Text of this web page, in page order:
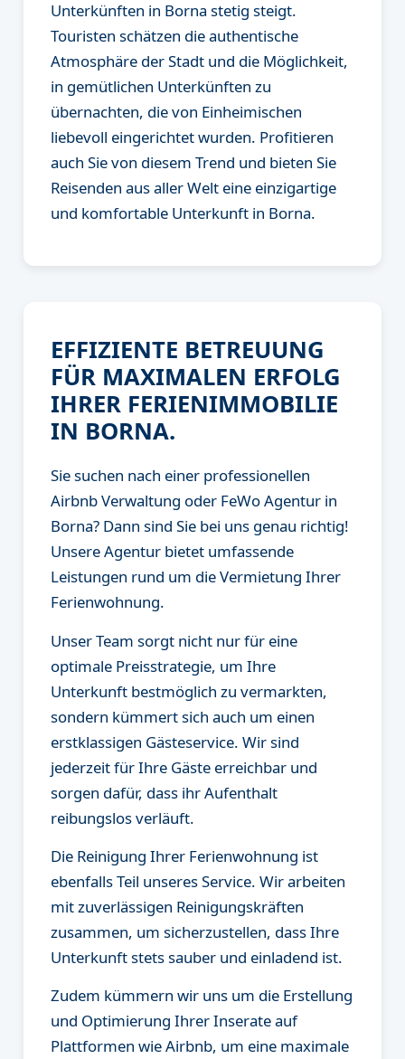
Unterkünften in Borna stetig steigt.
Touristen schätzen die authentische
Atmosphäre der Stadt und die Möglichkeit,
in gemütlichen Unterkünften zu
übernachten, die von Einheimischen
liebevoll eingerichtet wurden. Profitieren
auch Sie von diesem Trend und bieten Sie
Reisenden aus aller Welt eine einzigartige
und komfortable Unterkunft in Borna.
EFFIZIENTE BETREUUNG
FÜR MAXIMALEN ERFOLG
IHRER FERIENIMMOBILIE
IN BORNA.
Sie suchen nach einer professionellen
Airbnb Verwaltung oder FeWo Agentur in
Borna? Dann sind Sie bei uns genau richtig!
Unsere Agentur bietet umfassende
Leistungen rund um die Vermietung Ihrer
Ferienwohnung.
Unser Team sorgt nicht nur für eine
optimale Preisstrategie, um Ihre
Unterkunft bestmöglich zu vermarkten,
sondern kümmert sich auch um einen
erstklassigen Gästeservice. Wir sind
jederzeit für Ihre Gäste erreichbar und
sorgen dafür, dass ihr Aufenthalt
reibungslos verläuft.
Die Reinigung Ihrer Ferienwohnung ist
ebenfalls Teil unseres Service. Wir arbeiten
mit zuverlässigen Reinigungskräften
zusammen, um sicherzustellen, dass Ihre
Unterkunft stets sauber und einladend ist.
Zudem kümmern wir uns um die Erstellung
und Optimierung Ihrer Inserate auf
Plattformen wie Airbnb, um eine maximale